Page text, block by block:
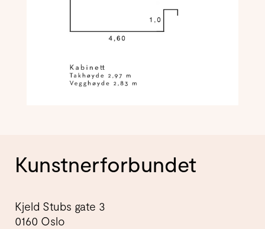
Kunstnerforbundet
Kjeld Stubs gate 3
0160 Oslo